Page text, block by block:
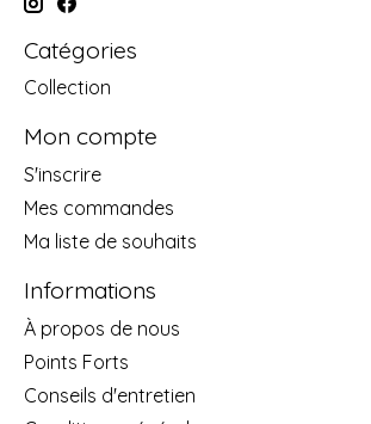
Catégories
Collection
Mon compte
S'inscrire
Mes commandes
Ma liste de souhaits
Informations
À propos de nous
Points Forts
Conseils d'entretien